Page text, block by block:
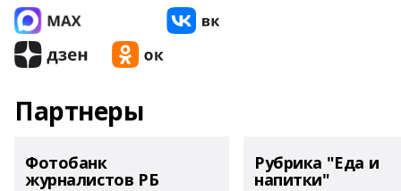
Партнеры
Фотобанк
журналистов РБ
Рубрика "Еда и
напитки"